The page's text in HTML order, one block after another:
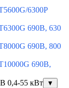
6300P
690В, 630
690В, 800
690В,
0,4-55 кВт
▼